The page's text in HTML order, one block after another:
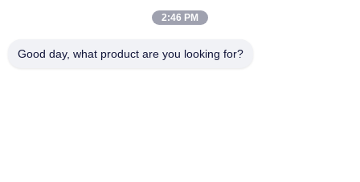
उत्पादों
वीडियो
हमारे बारे में
2:46 PM
Good day, what product are you looking for?